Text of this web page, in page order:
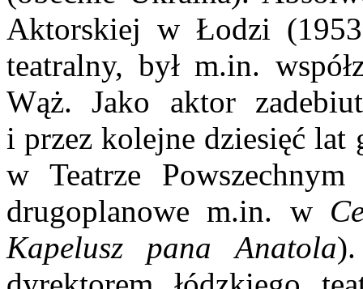
Aktorskiej w Łodzi
teatralny, był m.in.
Wąż. Jako aktor
i przez kolejne dziesięć lat
w Teatrze
drugoplanowe m.in. w
Kapelusz pana Anatola